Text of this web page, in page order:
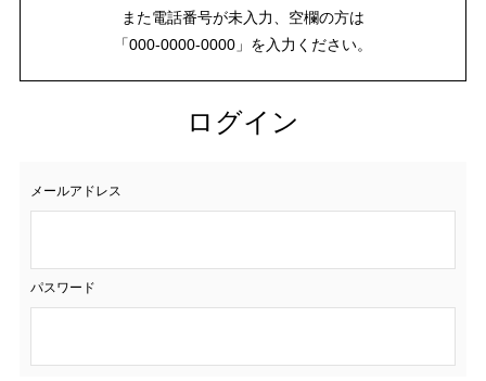
また電話番号が未入力、空欄の方は
「000-0000-0000」を入力ください。
ログイン
メールアドレス
パスワード